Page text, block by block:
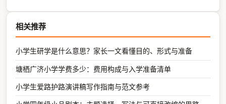
相关推荐
小学生研学是什么意思？家长一文看懂目的、形式与准备
塘栖广济小学学费多少：费用构成与入学准备清单
小学生爱路护路演讲稿写作指南与范文参考